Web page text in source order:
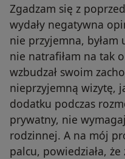
Zgadzam się z
wydały negatywna
nie przyjemna,
nie natrafiłam na tak
wzbudzał swoim
nieprzyjemną wizytę,
dodatku podczas
prywatny, nie
rodzinnej. A na mój
palcu, powiedziała,